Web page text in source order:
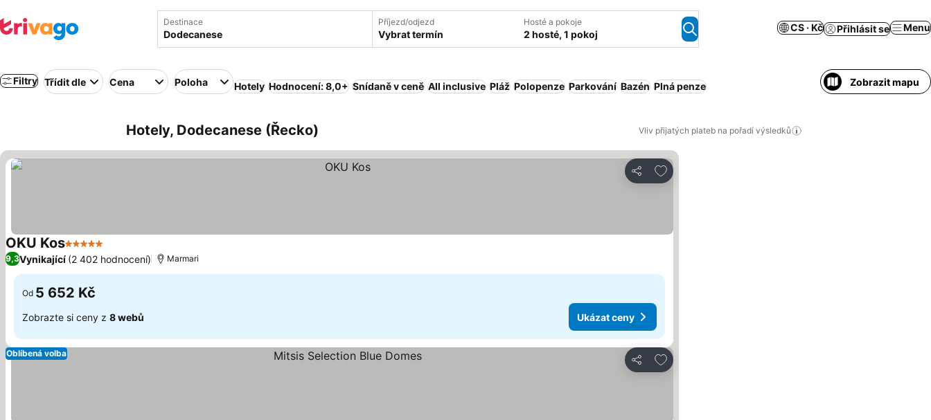
Destinace Příjezd/odjezd
Vybrat termín
Hosté a pokoje
2 hosté, 1 pokoj
CS · Kč Přihlásit se Menu
Filtry Třídit dle Cena Poloha Hotely Hodnocení: 8,0+ Snídaně v ceně All inclusive Pláž Polopenze Parkování Bazén Plná penze Zobrazit mapu
Hotely, Dodecanese (Řecko) Vliv přijatých plateb na pořadí výsledků
Sdílet
Přidat na seznam oblíbených hotelů
OKU Kos5 Počet hvězdiček
9,3Vynikající (2 402 hodnocení) Marmari
Od 5 652 Kč
Zobrazte si ceny z 8 webů Ukázat ceny
Sdílet
Přidat na seznam oblíbených hotelů
Oblíbená volba